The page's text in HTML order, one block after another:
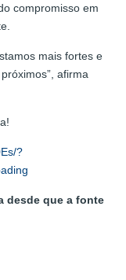
compromisso em
mais fortes e
afirma
?
desde que a fonte